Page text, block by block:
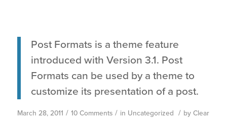
Post Formats is a theme feature
introduced with Version 3.1. Post
Formats can be used by a theme to
customize its presentation of a post.
March 28, 2011 / 10 Comments / in Uncategorized / by Clear